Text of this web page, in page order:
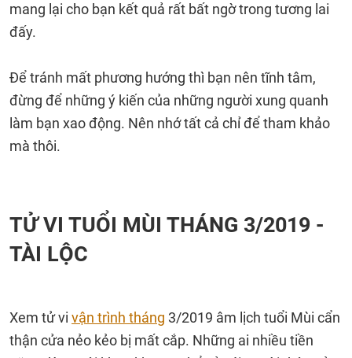
mang lại cho bạn kết quả rất bất ngờ trong tương lai
đấy.
Để tránh mất phương hướng thì bạn nên tĩnh tâm,
đừng để những ý kiến của những người xung quanh
làm bạn xao động. Nên nhớ tất cả chỉ để tham khảo
mà thôi.
TỬ VI TUỔI MÙI THÁNG 3/2019 -
TÀI LỘC
Xem tử vi vận trình tháng 3/2019 âm lịch tuổi Mùi cẩn
thận cửa nẻo kẻo bị mất cắp. Những ai nhiều tiền